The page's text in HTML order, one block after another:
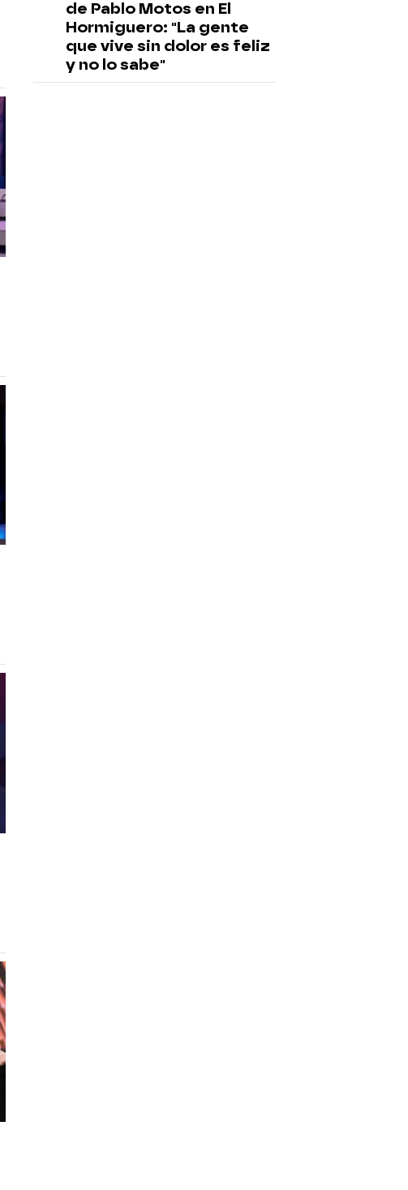
de Pablo Motos en El
Hormiguero: "La gente
que vive sin dolor es feliz
y no lo sabe"